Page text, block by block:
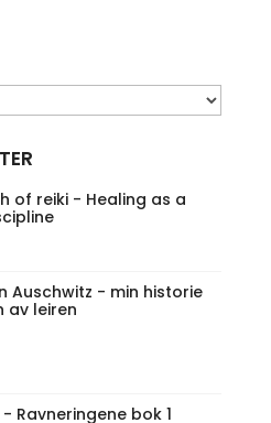
of reiki - Healing as a
Auschwitz - min historie
av leiren
Ravneringene bok 1